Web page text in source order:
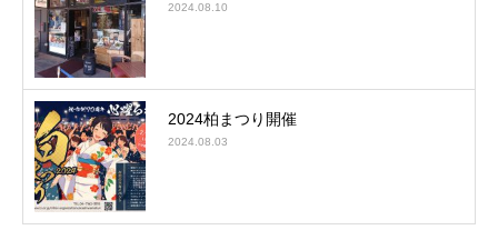
2024.08.10
2024柏まつり開催
2024.08.03